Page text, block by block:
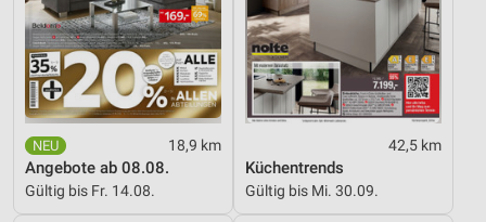
18,9 km
Angebote ab 08.08.
Gültig bis Fr. 14.08.
42,5 km
Küchentrends
Gültig bis Mi. 30.09.